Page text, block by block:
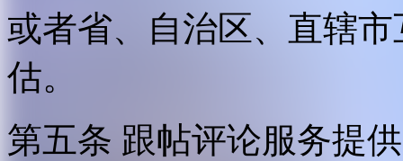
或者省、自治区、直辖
估。
第五条 跟帖评论服务提